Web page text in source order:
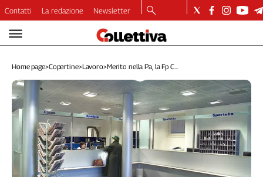
Video
Dirette
Longform
Copertine
Economia
Lavoro
Ambiente
Contatti La redazione Newsletter
Home page>Copertine>Lavoro>Merito nella Pa, la Fp C...